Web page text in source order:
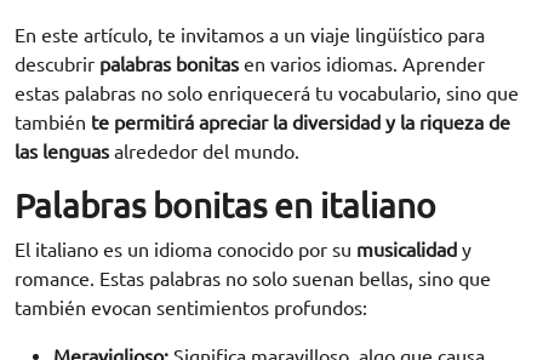
En este artículo, te invitamos a un viaje lingüístico para
descubrir palabras bonitas en varios idiomas. Aprender
estas palabras no solo enriquecerá tu vocabulario, sino que
también te permitirá apreciar la diversidad y la riqueza de
las lenguas alrededor del mundo.
Palabras bonitas en italiano
El italiano es un idioma conocido por su musicalidad y
romance. Estas palabras no solo suenan bellas, sino que
también evocan sentimientos profundos: